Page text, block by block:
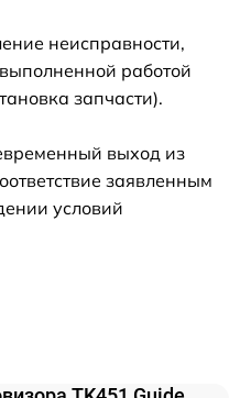
неисправности,
работой
запчасти).
выход из
заявленным
условий